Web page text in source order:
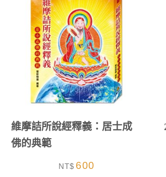
維摩詰所說經釋義：居士成
佛的典範
NT$ 600